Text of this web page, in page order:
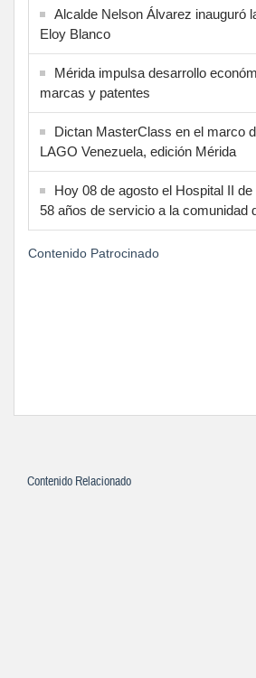
Alcalde Nelson Álvarez inauguró
Eloy Blanco
Mérida impulsa desarrollo
marcas y patentes
Dictan MasterClass en el marco
LAGO Venezuela, edición Mérida
Hoy 08 de agosto el Hospital II
58 años de servicio a la comunidad
Contenido Patrocinado
Contenido Relacionado